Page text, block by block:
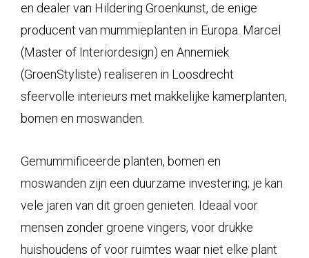
en dealer van Hildering Groenkunst, de enige
producent van mummieplanten in Europa. Marcel
(Master of Interiordesign) en Annemiek
(GroenStyliste) realiseren in Loosdrecht
sfeervolle interieurs met makkelijke kamerplanten,
bomen en moswanden.
Gemummificeerde planten, bomen en
moswanden zijn een duurzame investering; je kan
vele jaren van dit groen genieten. Ideaal voor
mensen zonder groene vingers, voor drukke
huishoudens of voor ruimtes waar niet elke plant